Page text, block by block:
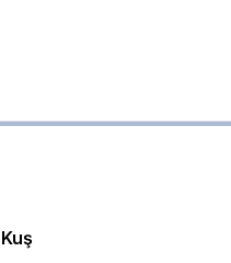
Kuş